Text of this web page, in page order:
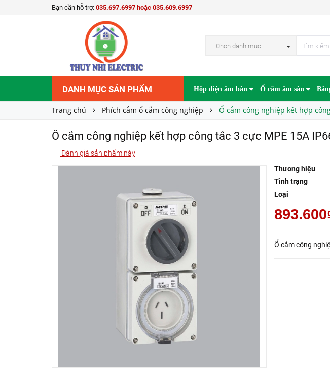
Bạn cần hỗ trợ: 035.697.6997 hoặc 035.609.6997
Chọn danh mục
DANH MỤC SẢN PHẨM Hộp điện âm bàn Ổ cắm âm sàn
Trang chủ Phích cắm ổ cắm công nghiệp Ổ cắm công nghiệp kết hợp
Ổ cắm công nghiệp kết hợp công tắc 3 cực MPE 15A
Đánh giá sản phẩm này
Thương hiệu
Tình trạng
Loại
Ổ cắm công
Ổ cắm công nghiệp kết hợp công tắc 3 cực MPE 15A IP66 S-315
Giá bán: 893.600₫